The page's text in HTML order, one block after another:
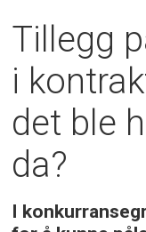
Tillegg
i
det ble
da?
I